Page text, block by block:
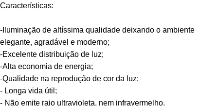
Características:
-Iluminação de altíssima qualidade deixando o ambiente
elegante, agradável e moderno;
-Excelente distribuição de luz;
-Alta economia de energia;
-Qualidade na reprodução de cor da luz;
- Longa vida útil;
- Não emite raio ultravioleta, nem infravermelho.